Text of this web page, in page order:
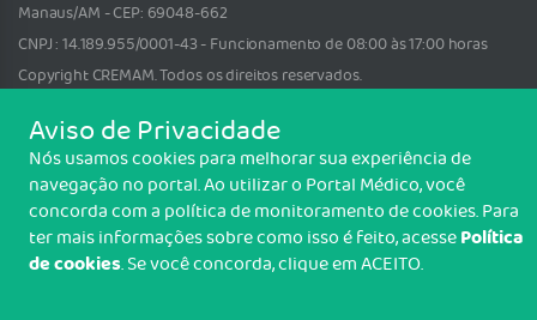
Manaus/AM - CEP: 69048-662
CNPJ : 14.189.955/0001-43 - Funcionamento de 08:00 às 17:00 horas
Copyright CREMAM. Todos os direitos reservados.
TRANSPARÊNCIA E PRESTAÇÃO DE
CONTAS
Aviso de Privacidade
Nós usamos cookies para melhorar sua experiência de
navegação no portal. Ao utilizar o Portal Médico, você
concorda com a política de monitoramento de cookies. Para
ter mais informações sobre como isso é feito, acessePolítica
de cookies. Se você concorda, clique em ACEITO.